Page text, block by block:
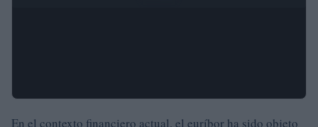
En el contexto financiero actual, el euríbor ha sido objeto